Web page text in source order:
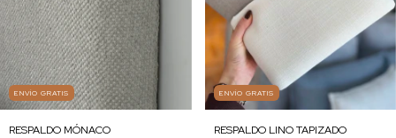
ENVÍO GRATIS
RESPALDO MÓNACO
ENVÍO GRATIS
RESPALDO LINO TAPIZADO